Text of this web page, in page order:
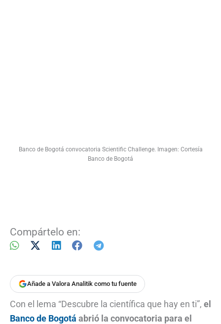
Banco de Bogotá convocatoria Scientific Challenge. Imagen: Cortesía
Banco de Bogotá
Compártelo en:
Añade a Valora Analitik como tu fuente
Con el lema “Descubre la científica que hay en ti”, el
Banco de Bogotá abrió la convocatoria para el